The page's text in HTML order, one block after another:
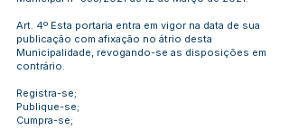
Art. 4º Esta portaria entra em vigor na data de sua
publicação com afixação no átrio desta
Municipalidade, revogando-se as disposições em
contrário.
Registra-se;
Publique-se;
Cumpra-se;